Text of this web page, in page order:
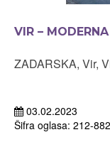
VIR –
ZADARSKA, Vir,
03.02.2023
Šifra oglasa: 212-